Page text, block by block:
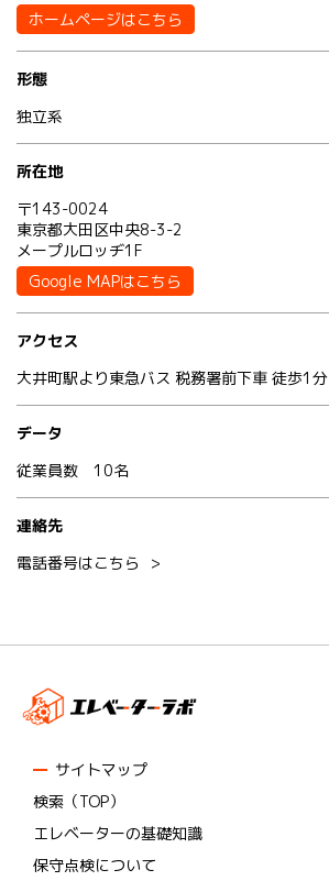
ホームページはこちら
形態
独立系
所在地
〒143-0024
東京都大田区中央8-3-2
メープルロッヂ1F
Google MAPはこちら
アクセス
大井町駅より東急バス 税務署前下車 徒歩1分
データ
従業員数 10名
連絡先
電話番号はこちら
サイトマップ
検索（TOP）
エレベーターの基礎知識
保守点検について